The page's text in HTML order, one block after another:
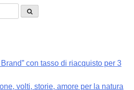
con tasso di riacquisto per 3
volti, storie, amore per la natura